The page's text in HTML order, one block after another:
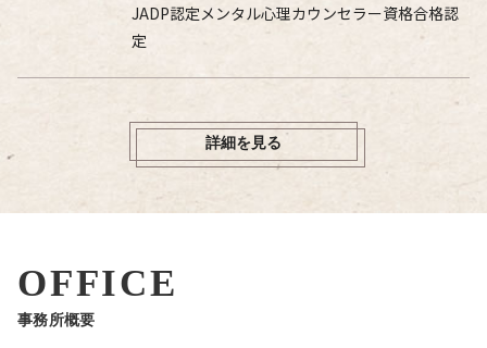
JADP認定メンタル心理カウンセラー資格合格認
定
詳細を見る
OFFICE
事務所概要